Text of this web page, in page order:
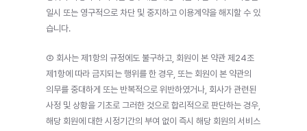
일시 또는 영구적으로 차단 및 중지하고 이용계약을 해지할 수 있
습니다.
② 회사는 제1항의 규정에도 불구하고, 회원이 본 약관 제24조
제1항에 따라 금지되는 행위를 한 경우, 또는 회원이 본 약관의
의무를 중대하게 또는 반복적으로 위반하였거나, 회사가 관련된
사정 및 상황을 기초로 그러한 것으로 합리적으로 판단하는 경우,
해당 회원에 대한 시정기간의 부여 없이 즉시 해당 회원의 서비스